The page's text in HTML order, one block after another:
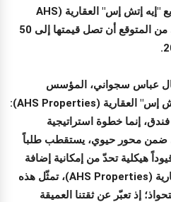
جوهرية مؤثرة من محفظة مشاريع "إيه إتش إس" العقارية (AHS
Properties) المستقبلي، والتي من المتوقع أن تصل قيمتها إلى 50
عباس سجواني، المؤسس
والرئيس التنفيذي لشركة "إيه إتش إس" العقارية (AHS Properties):
إنما خطوة استراتيجية
ضمن محور حيوي، يستقطب طلباً
هيكلية تحدّ من إمكانية إضافة
أصول جديدة. ’إيه إتش إس‘ العقارية (AHS Properties)، تمثّل هذه
إذ تعبّر عن ثقتنا العميقة